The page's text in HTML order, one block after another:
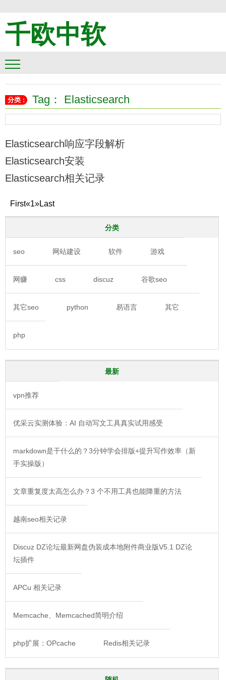
千欧中软
分类 : Tag： Elasticsearch
Elasticsearch响应字段解析
Elasticsearch安装
Elasticsearch相关记录
First«1»Last
分类
seo 网站建设 软件 游戏
网赚 css discuz 谷歌seo
其它seo python 易语言 其它
php
最新
vpn推荐
优采云实测体验：AI 自动写文工具真实试用感受
markdown是干什么的？3分钟学会排版+提升写作效率（新
手实操版）
文章重复度太高怎么办？3 个不用工具也能降重的方法
越南seo相关记录
Discuz DZ论坛最新网盘伪装成本地附件商业版V5.1 DZ论
坛插件
APCu 相关记录
Memcache、Memcached简明介绍
php扩展：OPcache Redis相关记录